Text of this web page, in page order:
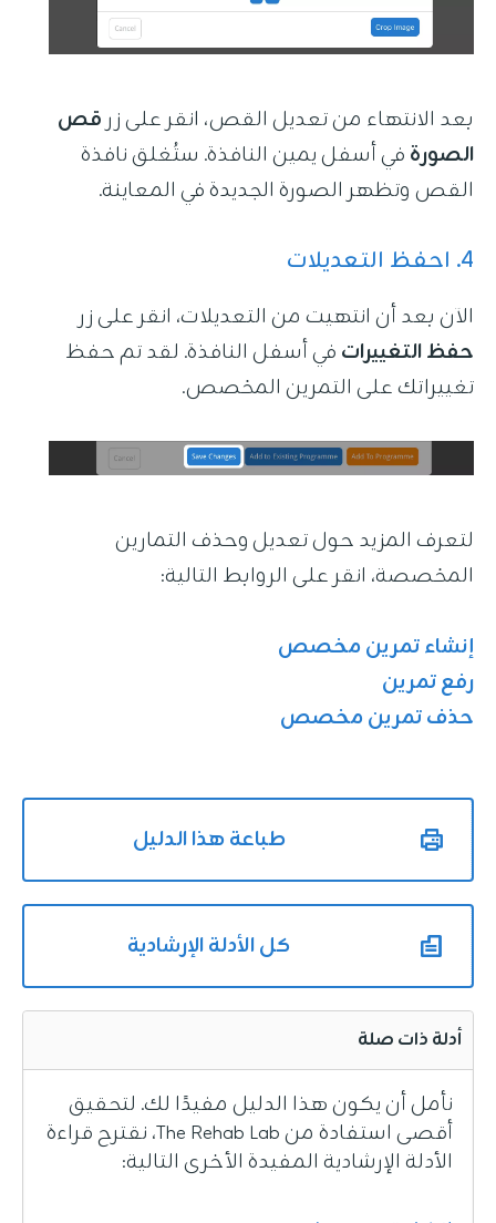
بعد الانتهاء من تعديل القص، انقر على زرقص
الصورة في أسفل يمين النافذة. ستُغلق نافذة
القص وتظهر الصورة الجديدة في المعاينة.
4. احفظ التعديلات
الآن بعد أن انتهيت من التعديلات، انقر على زر
حفظ التغييرات في أسفل النافذة. لقد تم حفظ
تغييراتك على التمرين المخصص.
لتعرف المزيد حول تعديل وحذف التمارين
المخصصة، انقر على الروابط التالية:
إنشاء تمرين مخصص
رفع تمرين
حذف تمرين مخصص
طباعة هذا الدليل
كل الأدلة الإرشادية
أدلة ذات صلة
نأمل أن يكون هذا الدليل مفيدًا لك. لتحقيق
أقصى استفادة من The Rehab Lab، نقترح قراءة
الأدلة الإرشادية المفيدة الأخرى التالية: